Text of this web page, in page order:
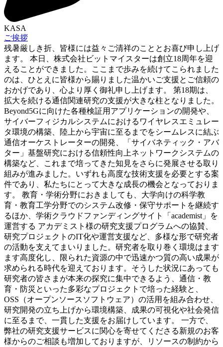
KASA
ご挨拶
残暑厳しき折、皆様には益々ご清祥のこととお喜び申し上げ
ます。 本日、株式会社ビットマイスターは創立18周年を迎
えることができました。ここまで歩みを続けてこられました
のは、ひとえに皆様から賜りました温かいご支援とご信頼の
おかげであり、心より厚く御礼申し上げます。 第18期は、
拡大を続ける通信関連研究の支援が大きな柱となりました。
Beyond5Gに向けた各種検証用アプリケーションの開発や、
サイバーフィジカルシステムにおけるワイヤレスエミュレー
タ環境の構築、陸上から宇宙に至るまでをシームレスに結ぶ
通信オーケストレーターの開発、「サイバネティック・アバ
ター」基盤研究における信頼性向上ネットワークシステムの
構築など、これまで培ってきた知見をさらに発展させる取り
組みが進みました。いずれも高度な技術支援を必要とする案
件であり、私たちにとって大きな成長の機会となっておりま
す。 教育・学術分野におきましても、大学向けの科学教
育・教育工学分野でのシステム改修・保守サポートを継続す
るほか、学術クラウドファンディングサイト「academist」を
運営する アカデミスト様の研究支援プログラムへの協賛、
研究プロジェクトのIT化や運営支援など、多様な形で研究者
の活動を支えてまいりました。研究者を取り巻く環境はます
ます高度化し、限られた資源の中で迅速かつ質の高い成果が
求められる時代を迎えております。そうした状況にあっても
研究者の皆さまが本来の探究に集中できるよう、通信・教
育・防災といった多彩なプロジェクトで培った経験と、
OSS（オープンソースソフトウェア）の活用を組み合わせ、
研究開発の立ち上げから環境構築、成果の可視化や社会発信
に至るまで、一貫した支援をお届けしています。 一方で、
弊社の研究支援サービスに関心を寄せてくださる新規のお客
様からのご相談も増加しておりますが、リソースの制約から